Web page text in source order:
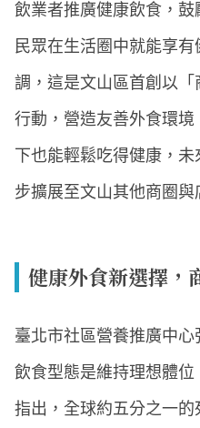
飲業者推廣健康飲食，
民眾在生活圈中就能享
調，這是文山區首創以
行動，營造友善外食環
下也能輕鬆吃得健康，
步擴展至文山其他商圈與
健康外食新選擇，
臺北市社區營養推廣中
飲食型態是維持理想體
指出，全球約五分之一